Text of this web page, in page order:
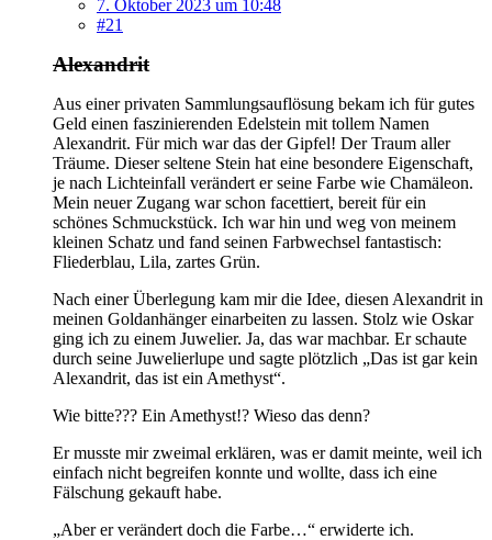
7. Oktober 2023 um 10:48
#21
Alexandrit
Aus einer privaten Sammlungsauflösung bekam ich für gutes
Geld einen faszinierenden Edelstein mit tollem Namen
Alexandrit. Für mich war das der Gipfel! Der Traum aller
Träume. Dieser seltene Stein hat eine besondere Eigenschaft,
je nach Lichteinfall verändert er seine Farbe wie Chamäleon.
Mein neuer Zugang war schon facettiert, bereit für ein
schönes Schmuckstück. Ich war hin und weg von meinem
kleinen Schatz und fand seinen Farbwechsel fantastisch:
Fliederblau, Lila, zartes Grün.
Nach einer Überlegung kam mir die Idee, diesen Alexandrit in
meinen Goldanhänger einarbeiten zu lassen. Stolz wie Oskar
ging ich zu einem Juwelier. Ja, das war machbar. Er schaute
durch seine Juwelierlupe und sagte plötzlich „Das ist gar kein
Alexandrit, das ist ein Amethyst“.
Wie bitte??? Ein Amethyst!? Wieso das denn?
Er musste mir zweimal erklären, was er damit meinte, weil ich
einfach nicht begreifen konnte und wollte, dass ich eine
Fälschung gekauft habe.
„Aber er verändert doch die Farbe…“ erwiderte ich.